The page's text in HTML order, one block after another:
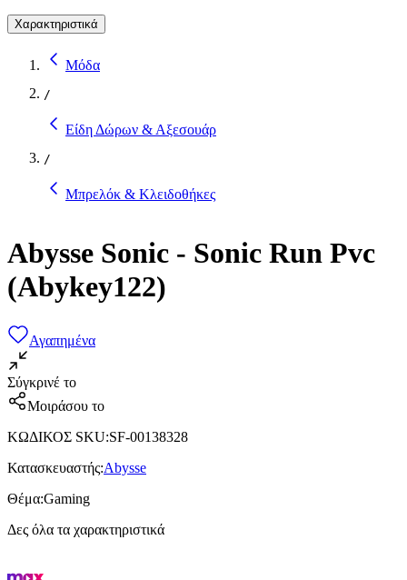
Χαρακτηριστικά
Μόδα
/
Είδη Δώρων & Αξεσουάρ
/
Μπρελόκ & Κλειδοθήκες
Abysse Sonic - Sonic Run Pvc
(Abykey122)
Αγαπημένα
Σύγκρινέ το
Μοιράσου το
ΚΩΔΙΚΟΣ SKU:SF-00138328
Κατασκευαστής:Abysse
Θέμα:Gaming
Δες όλα τα χαρακτηριστικά